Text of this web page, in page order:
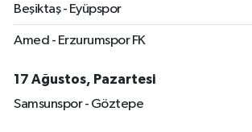
Beşiktaş - Eyüpspor
Amed - Erzurumspor FK
17 Ağustos, Pazartesi
Samsunspor - Göztepe